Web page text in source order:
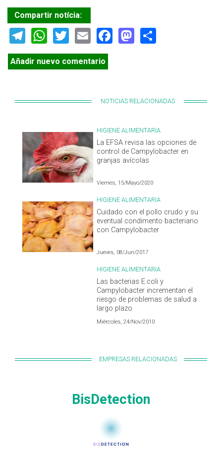
Compartir notícia:
Telegram
WhatsApp
TwitterEmailFacebook
Mastodon
Añadir nuevo comentario
NOTICIAS RELACIONADAS
HIGIENE ALIMENTARIA
La EFSA revisa las opciones de
control de Campylobacter en
granjas avícolas
Viernes, 15/Mayo/2020
HIGIENE ALIMENTARIA
Cuidado con el pollo crudo y su
eventual condimento bacteriano
con Campylobacter
Jueves, 08/Jun/2017
HIGIENE ALIMENTARIA
Las bacterias E.coli y
Campylobacter incrementan el
riesgo de problemas de salud a
largo plazo
Miércoles, 24/Nov/2010
EMPRESAS RELACIONADAS
BisDetection